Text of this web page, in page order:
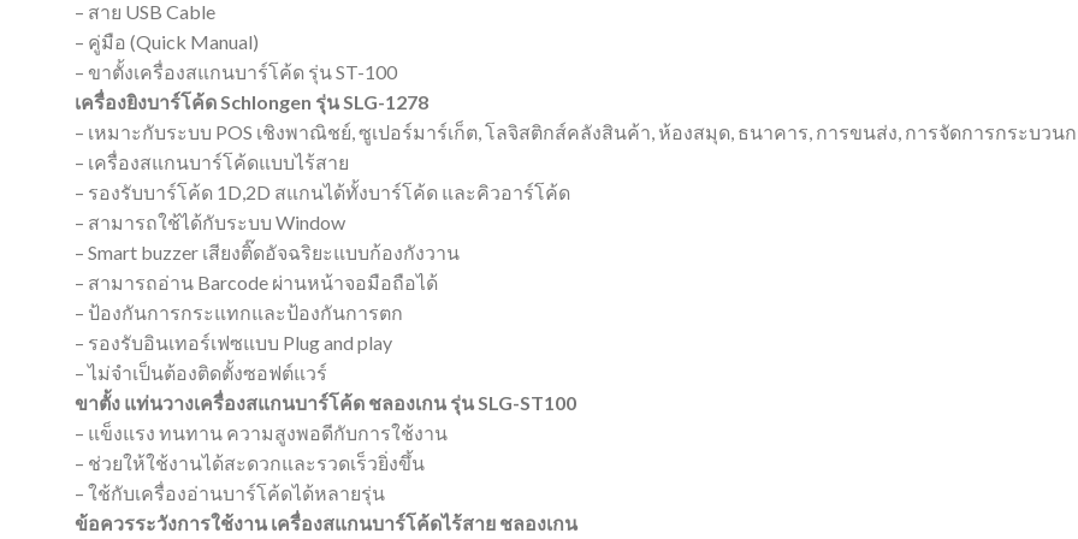
– สาย USB Cable
– คู่มือ (Quick Manual)
– ขาตั้งเครื่องสแกนบาร์โค้ด รุ่น ST-100
เครื่องยิงบาร์โค้ด Schlongen รุ่น SLG-1278
– เหมาะกับระบบ POS เชิงพาณิชย์, ซูเปอร์มาร์เก็ต, โลจิสติกส์คลังสินค้า, ห้องสมุด, ธนาคาร, การขนส่ง, การจัดการกระบวน
– เครื่องสแกนบาร์โค้ดแบบไร้สาย
– รองรับบาร์โค้ด 1D,2D สแกนได้ทั้งบาร์โค้ด และคิวอาร์โค้ด
– สามารถใช้ได้กับระบบ Window
– Smart buzzer เสียงติ๊ดอัจฉริยะแบบก้องกังวาน
– สามารถอ่าน Barcode ผ่านหน้าจอมือถือได้
– ป้องกันการกระแทกและป้องกันการตก
– รองรับอินเทอร์เฟซแบบ Plug and play
– ไม่จำเป็นต้องติดตั้งซอฟต์แวร์
ขาตั้ง แท่นวางเครื่องสแกนบาร์โค้ด ชลองเกน รุ่น SLG-ST100
– แข็งแรง ทนทาน ความสูงพอดีกับการใช้งาน
– ช่วยให้ใช้งานได้สะดวกและรวดเร็วยิ่งขึ้น
– ใช้กับเครื่องอ่านบาร์โค้ดได้หลายรุ่น
ข้อควรระวังการใช้งาน เครื่องสแกนบาร์โค้ดไร้สาย ชลองเกน